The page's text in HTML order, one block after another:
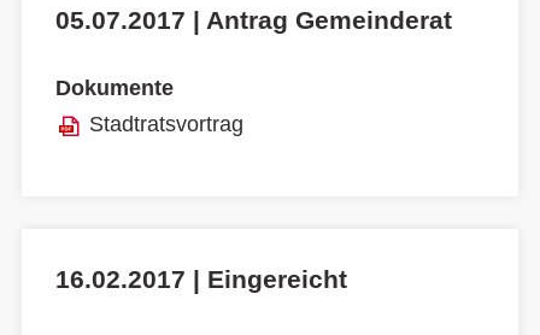
05.07.2017 | Antrag Gemeinderat
Dokumente
Stadtratsvortrag
16.02.2017 | Eingereicht